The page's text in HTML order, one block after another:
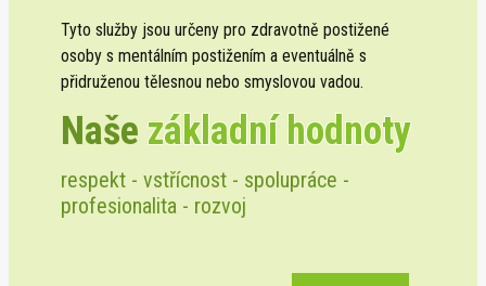
Tyto služby jsou určeny pro zdravotně postižené
osoby s mentálním postižením a eventuálně s
přidruženou tělesnou nebo smyslovou vadou.
Naše základní hodnoty
respekt - vstřícnost - spolupráce -
profesionalita - rozvoj